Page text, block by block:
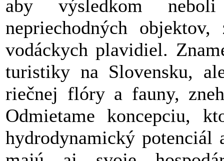
aby výsledkom
nepriechodných
vodáckych plavidiel.
turistiky na Slovensku,
riečnej flóry a fauny,
Odmietame koncepciu,
hydrodynamický